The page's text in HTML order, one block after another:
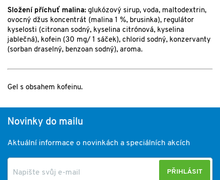
Složení příchuť malina: glukózový sirup, voda, maltodextrin,
ovocný džus koncentrát (malina 1 %, brusinka), regulátor
kyselosti (citronan sodný, kyselina citrónová, kyselina
jablečná), kofein (30 mg/ 1 sáček), chlorid sodný, konzervanty
(sorban draselný, benzoan sodný), aroma.
Gel s obsahem kofeinu.
Novinky do mailu
Aktuální informace o novinkách a speciálních akcích
PŘIHLÁSIT